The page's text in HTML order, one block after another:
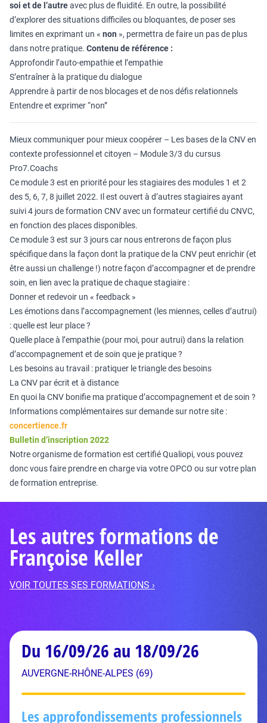
soi et de l’autreavec plus de fluidité. En outre, la possibilité
d’explorer des situations difficiles ou bloquantes, de poser ses
limites en exprimant un « non », permettra de faire un pas de plus
dans notre pratique. Contenu de référence :
Approfondir l’auto-empathie et l’empathie
S’entraîner à la pratique du dialogue
Apprendre à partir de nos blocages et de nos défis relationnels
Entendre et exprimer “non”
Mieux communiquer pour mieux coopérer – Les bases de la CNV en
contexte professionnel et citoyen – Module 3/3 du cursus
Pro7.Coachs
Ce module 3 est en priorité pour les stagiaires des modules 1 et 2
des 5, 6, 7, 8 juillet 2022. Il est ouvert à d’autres stagiaires ayant
suivi 4 jours de formation CNV avec un formateur certifié du CNVC,
en fonction des places disponibles.
Ce module 3 est sur 3 jours car nous entrerons de façon plus
spécifique dans la façon dont la pratique de la CNV peut enrichir (et
être aussi un challenge !) notre façon d’accompagner et de prendre
soin, en lien avec la pratique de chaque stagiaire :
Donner et redevoir un « feedback »
Les émotions dans l’accompagnement (les miennes, celles d’autrui)
: quelle est leur place ?
Quelle place à l’empathie (pour moi, pour autrui) dans la relation
d’accompagnement et de soin que je pratique ?
Les besoins au travail : pratiquer le triangle des besoins
La CNV par écrit et à distance
En quoi la CNV bonifie ma pratique d’accompagnement et de soin ?
Informations complémentaires sur demande sur notre site :
concertience.fr
Bulletin d’inscription 2022
Notre organisme de formation est certifié Qualiopi, vous pouvez
donc vous faire prendre en charge via votre OPCO ou sur votre plan
de formation entreprise.
Les autres formations de
Françoise Keller
VOIR TOUTES SES FORMATIONS ›
Du 16/09/26 au 18/09/26
AUVERGNE-RHÔNE-ALPES (69)
Les approfondissements professionnels